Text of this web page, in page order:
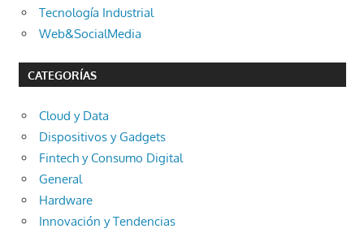
Tecnología Industrial
Web&SocialMedia
CATEGORÍAS
Cloud y Data
Dispositivos y Gadgets
Fintech y Consumo Digital
General
Hardware
Innovación y Tendencias